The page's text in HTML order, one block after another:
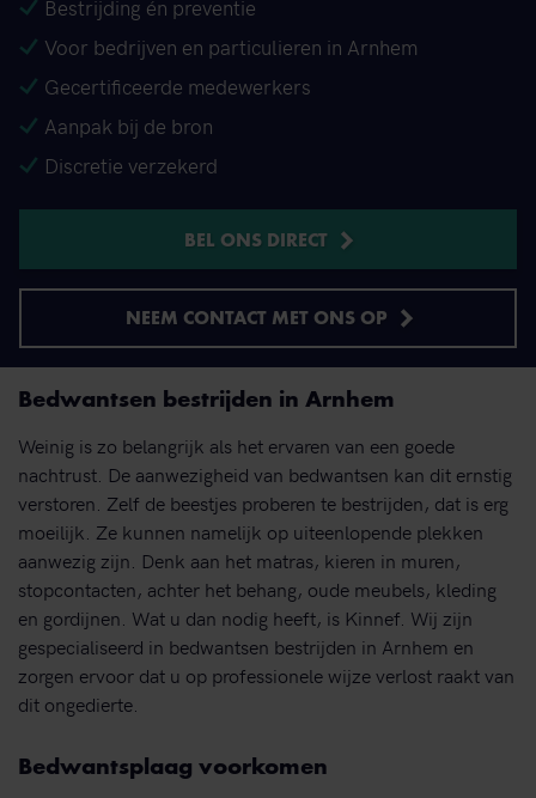
Bestrijding én preventie
Voor bedrijven en particulieren in Arnhem
Gecertificeerde medewerkers
Aanpak bij de bron
Discretie verzekerd
BEL ONS DIRECT
NEEM CONTACT MET ONS OP
Bedwantsen bestrijden in Arnhem
Weinig is zo belangrijk als het ervaren van een goede
nachtrust. De aanwezigheid van bedwantsen kan dit ernstig
verstoren. Zelf de beestjes proberen te bestrijden, dat is erg
moeilijk. Ze kunnen namelijk op uiteenlopende plekken
aanwezig zijn. Denk aan het matras, kieren in muren,
stopcontacten, achter het behang, oude meubels, kleding
en gordijnen. Wat u dan nodig heeft, is Kinnef. Wij zijn
gespecialiseerd in bedwantsen bestrijden in Arnhem en
zorgen ervoor dat u op professionele wijze verlost raakt van
dit ongedierte.
Bedwantsplaag voorkomen